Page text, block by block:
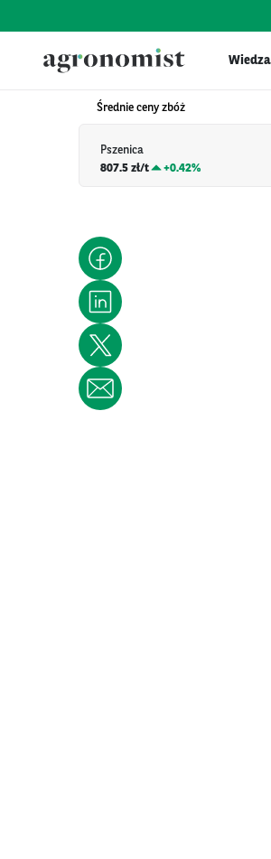
Wiedza
Średnie ceny zbóż
Pszenica
807.5 zł/t
+0.42%